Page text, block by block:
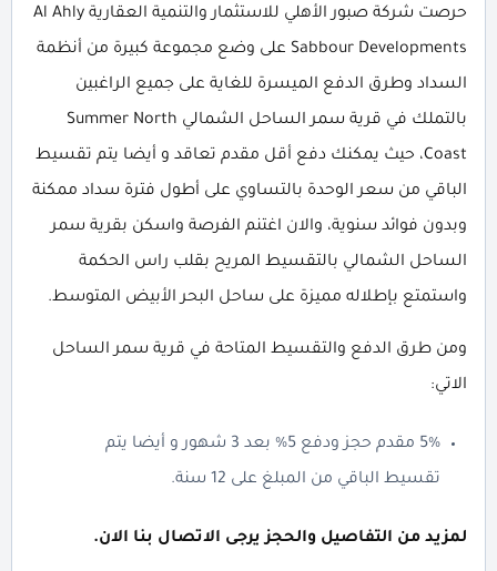
حرصت شركة صبور الأهلي للاستثمار والتنمية العقارية Al Ahly
Sabbour Developments على وضع مجموعة كبيرة من أنظمة
السداد وطرق الدفع الميسرة للغاية على جميع الراغبين
بالتملك في قرية سمر الساحل الشمالي Summer North
Coast، حيث يمكنك دفع أقل مقدم تعاقد و أيضا يتم تقسيط
الباقي من سعر الوحدة بالتساوي على أطول فترة سداد ممكنة
وبدون فوائد سنوية، والان اغتنم الفرصة واسكن بقرية سمر
الساحل الشمالي بالتقسيط المريح بقلب راس الحكمة
واستمتع بإطلاله مميزة على ساحل البحر الأبيض المتوسط.
ومن طرق الدفع والتقسيط المتاحة في قرية سمر الساحل
الاتي:
5% مقدم حجز ودفع 5% بعد 3 شهور و أيضا يتم
تقسيط الباقي من المبلغ على 12 سنة.
لمزيد من التفاصيل والحجز يرجى الاتصال بنا الان.